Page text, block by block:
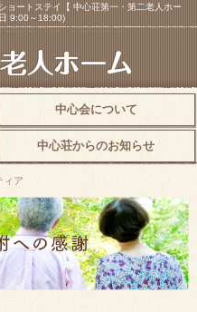
ョートステイ【 中心荘第一・第二老人ホー
9:00～18:00)
中心会について
中心荘からのお知らせ
ィア